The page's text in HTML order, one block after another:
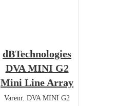
dBTechnologies
DVA MINI G2
Mini Line Array
Varenr. DVA MINI G2